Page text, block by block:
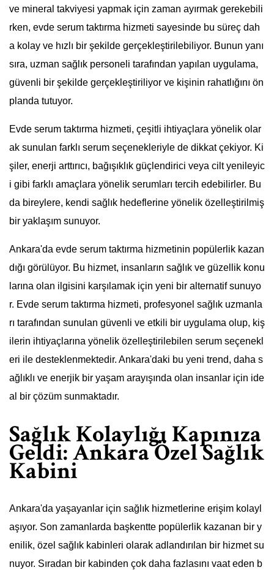
ve mineral takviyesi yapmak için zaman ayırmak gerekebili
rken, evde serum taktırma hizmeti sayesinde bu süreç dah
a kolay ve hızlı bir şekilde gerçekleştirilebiliyor. Bunun yanı
sıra, uzman sağlık personeli tarafından yapılan uygulama,
güvenli bir şekilde gerçekleştiriliyor ve kişinin rahatlığını ön
planda tutuyor.
Evde serum taktırma hizmeti, çeşitli ihtiyaçlara yönelik olar
ak sunulan farklı serum seçenekleriyle de dikkat çekiyor. Ki
şiler, enerji arttırıcı, bağışıklık güçlendirici veya cilt yenileyic
i gibi farklı amaçlara yönelik serumları tercih edebilirler. Bu
da bireylere, kendi sağlık hedeflerine yönelik özelleştirilmiş
bir yaklaşım sunuyor.
Ankara'da evde serum taktırma hizmetinin popülerlik kazan
dığı görülüyor. Bu hizmet, insanların sağlık ve güzellik konu
larına olan ilgisini karşılamak için yeni bir alternatif sunuyo
r. Evde serum taktırma hizmeti, profesyonel sağlık uzmanla
rı tarafından sunulan güvenli ve etkili bir uygulama olup, kiş
ilerin ihtiyaçlarına yönelik özelleştirilebilen serum seçenekl
eri ile desteklenmektedir. Ankara'daki bu yeni trend, daha s
ağlıklı ve enerjik bir yaşam arayışında olan insanlar için ide
al bir çözüm sunmaktadır.
Sağlık Kolaylığı Kapınıza
Geldi: Ankara Özel Sağlık
Kabini
Ankara'da yaşayanlar için sağlık hizmetlerine erişim kolayl
aşıyor. Son zamanlarda başkentte popülerlik kazanan bir y
enilik, özel sağlık kabinleri olarak adlandırılan bir hizmet su
nuyor. Sıradan bir kabinden çok daha fazlasını vaat eden b